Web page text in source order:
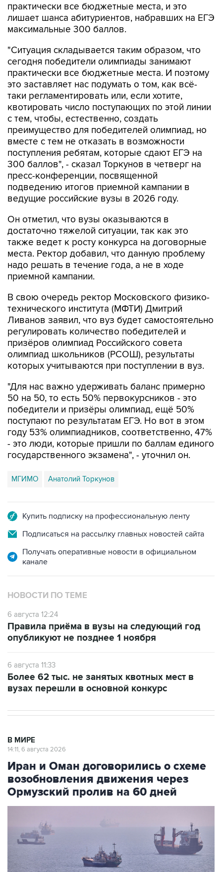
практически все бюджетные места, и это
лишает шанса абитуриентов, набравших на ЕГЭ
максимальные 300 баллов.
"Ситуация складывается таким образом, что
сегодня победители олимпиады занимают
практически все бюджетные места. И поэтому
это заставляет нас подумать о том, как всё-
таки регламентировать или, если хотите,
квотировать число поступающих по этой линии
с тем, чтобы, естественно, создать
преимущество для победителей олимпиад, но
вместе с тем не отказать в возможности
поступления ребятам, которые сдают ЕГЭ на
300 баллов", - сказал Торкунов в четверг на
пресс-конференции, посвященной
подведению итогов приемной кампании в
ведущие российские вузы в 2026 году.
Он отметил, что вузы оказываются в
достаточно тяжелой ситуации, так как это
также ведет к росту конкурса на договорные
места. Ректор добавил, что данную проблему
надо решать в течение года, а не в ходе
приемной кампании.
В свою очередь ректор Московского физико-
технического института (МФТИ) Дмитрий
Ливанов заявил, что вуз будет самостоятельно
регулировать количество победителей и
призёров олимпиад Российского совета
олимпиад школьников (РСОШ), результаты
которых учитываются при поступлении в вуз.
"Для нас важно удерживать баланс примерно
50 на 50, то есть 50% первокурсников - это
победители и призёры олимпиад, ещё 50%
поступают по результатам ЕГЭ. Но вот в этом
году 53% олимпиадников, соответственно, 47%
- это люди, которые пришли по баллам единого
государственного экзамена", - уточнил он.
МГИМО Анатолий Торкунов
Купить подписку на профессиональную ленту
Подписаться на рассылку главных новостей сайта
Получать оперативные новости в официальном
канале
НОВОСТИ ПО ТЕМЕ
6 августа 12:24
Правила приёма в вузы на следующий год
опубликуют не позднее 1 ноября
6 августа 11:33
Более 62 тыс. не занятых квотных мест в
вузах перешли в основной конкурс
В МИРЕ
14:11, 6 августа 2026
Иран и Оман договорились о схеме
возобновления движения через
Ормузский пролив на 60 дней